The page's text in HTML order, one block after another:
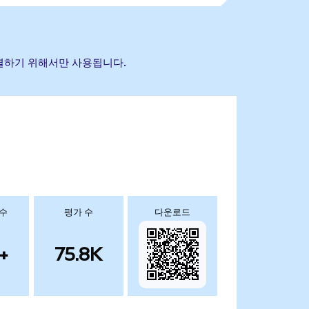
기 위해서만 사용됩니다.
평가 수
75.8K
다운로드